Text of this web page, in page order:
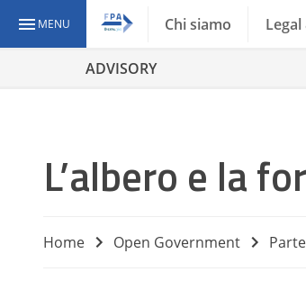
MENU Chi siamo
ADVISORY
L’albero e la
Home Open Government